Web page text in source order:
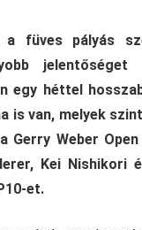
füves pályás
egy héttel
is van, melyek
Gerry Weber
Kei Nishikori
et.